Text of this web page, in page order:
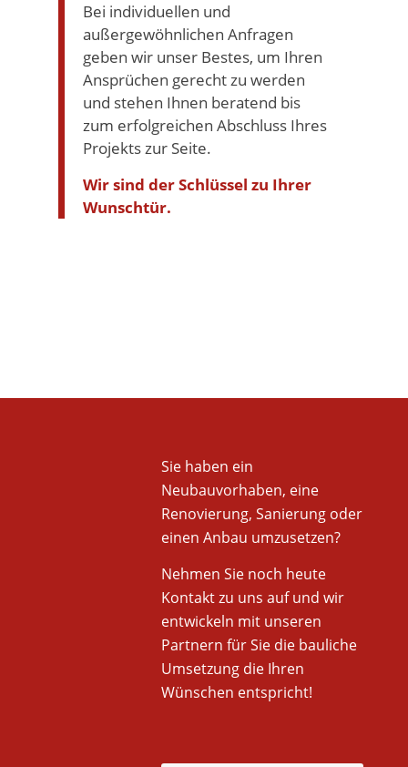
Bei individuellen und
außergewöhnlichen Anfragen
geben wir unser Bestes, um Ihren
Ansprüchen gerecht zu werden
und stehen Ihnen beratend bis
zum erfolgreichen Abschluss Ihres
Projekts zur Seite.
Wir sind der Schlüssel zu Ihrer
Wunschtür.
Sie haben ein
Neubauvorhaben, eine
Renovierung, Sanierung oder
einen Anbau umzusetzen?
Nehmen Sie noch heute
Kontakt zu uns auf und wir
entwickeln mit unseren
Partnern für Sie die bauliche
Umsetzung die Ihren
Wünschen entspricht!